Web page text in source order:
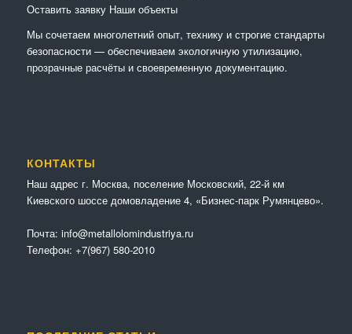
Оставить заявку Наши объекты
Мы сочетaем многолетний опыт, технику и строгие стандарты
безопасности — обеспечиваем экологичную утилизацию,
прозрачные расчёты и своевременную документацию.
КОНТАКТЫ
Наш адрес г. Москва, поселение Московский, 22-й км
Киевского шоссе домовладение 4, «Бизнес-парк Румянцево».
Почта: info@metallolomindustriya.ru
Телефон: +7(967) 580-2010